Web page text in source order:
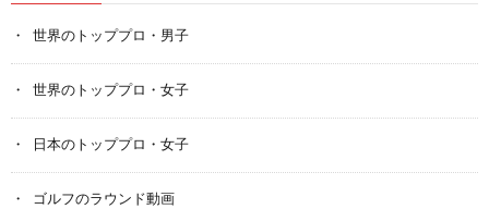
世界のトッププロ・男子
世界のトッププロ・女子
日本のトッププロ・女子
ゴルフのラウンド動画